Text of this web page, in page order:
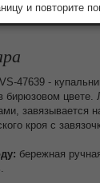
Доставка
47639 -
бирюзовом цвете.
завязывается
кроя с
бережная
и повторите